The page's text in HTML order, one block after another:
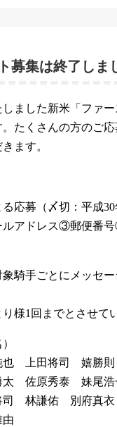
募集は終了しま
ました新米「ファ
たくさんの方のご
ます。
応募（〆切：平成
アドレス③郵便番
騎手ごとにメッセ
様1回までとさせて
也 上田将司 嬉勝
太 佐原秀泰 妹尾
司 林謙佑 別府真